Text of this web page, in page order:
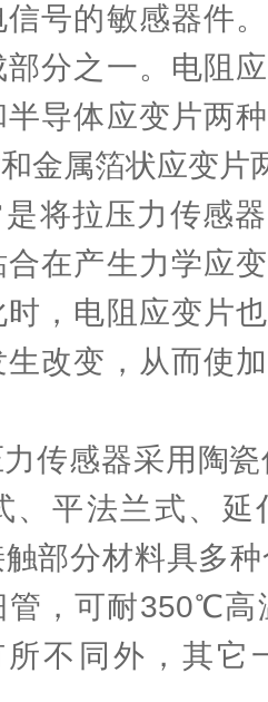
号的敏感器件
分之一。电阻
导体应变片两
金属箔状应变片
拉压力传感器
在产生力学应
，电阻应变片
改变，从而使
感器采用陶瓷
、平法兰式、
部分材料具多
管，可耐350℃高
所不同外，其它